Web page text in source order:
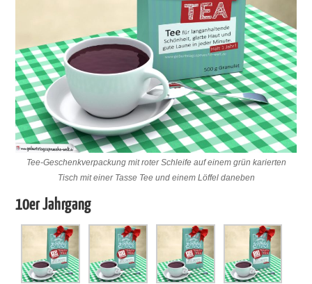
Tee-Geschenkverpackung mit roter Schleife auf einem grün karierten
Tisch mit einer Tasse Tee und einem Löffel daneben
10er Jahrgang